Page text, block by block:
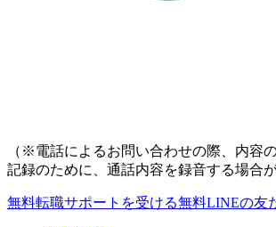
（※電話によるお問い合わせの際、内容
記録のために、通話内容を録音する場合
無料転職サポートを受ける無料LINEの友